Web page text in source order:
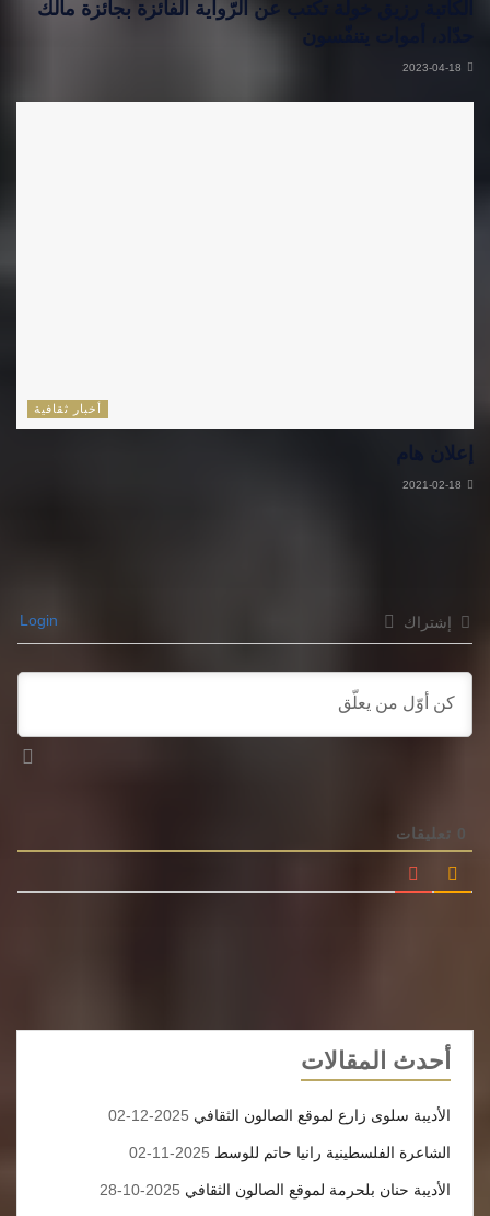
الكاتبة رزيق خولة تكتب عن الرّواية الفائزة بجائزة مالك
أخبار ثقافية
إعلان هام
إشتراك
0 تعليقات
أحدث المقالات
الأديبة سلوى زارع لموقع الصالون الثقافي 2025-12-02
الشاعرة الفلسطينية رانيا حاتم للوسط 2025-11-02
الأديبة حنان بلحرمة لموقع الصالون الثقافي 2025-10-28